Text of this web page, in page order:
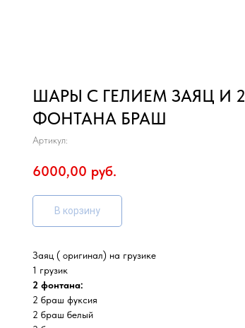
ШАРЫ С ГЕЛИЕМ ЗАЯЦ И 2
ФОНТАНА БРАШ
Артикул:
6000,00 руб.
В корзину
Заяц ( оригинал) на грузике
1 грузик
2 фонтана:
2 браш фуксия
2 браш белый